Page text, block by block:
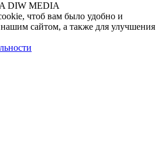
DIW MEDIA
чтоб вам было удобно и
нашим сайтом, а также для улучшения